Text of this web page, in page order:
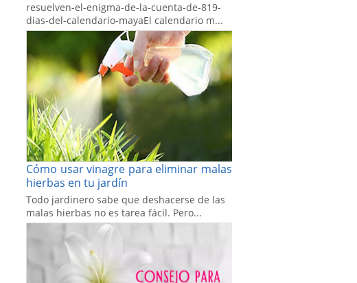
resuelven-el-enigma-de-la-cuenta-de-819-
dias-del-calendario-mayaEl calendario m...
Cómo usar vinagre para eliminar malas
hierbas en tu jardín
Todo jardinero sabe que deshacerse de las
malas hierbas no es tarea fácil. Pero...